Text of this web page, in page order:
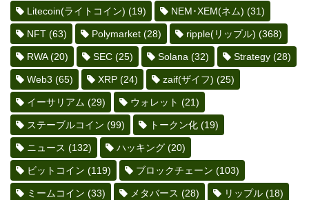
Litecoin(ライトコイン) (19) NEM･XEM(ネム) (31)
NFT (63) Polymarket (28) ripple(リップル) (368)
RWA(20) SEC (25) Solana (32) Strategy (28)
Web3 (65) XRP (24) zaif(ザイフ) (25)
イーサリアム (29) ウォレット (21)
ステーブルコイン (99) トークン化 (19)
ニュース (132) ハッキング (20)
ビットコイン (119) ブロックチェーン (103)
ミームコイン (33) メタバース (28) リップル (18)